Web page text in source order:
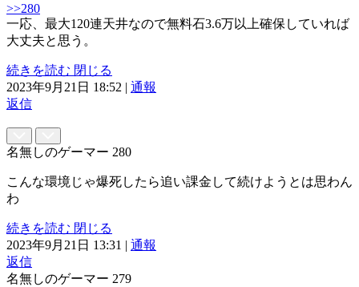
>>280
一応、最大120連天井なので無料石3.6万以上確保していれば
大丈夫と思う。
続きを読む 閉じる
2023年9月21日 18:52 | 通報
返信
名無しのゲーマー 280
こんな環境じゃ爆死したら追い課金して続けようとは思わん
わ
続きを読む 閉じる
2023年9月21日 13:31 | 通報
返信
名無しのゲーマー 279